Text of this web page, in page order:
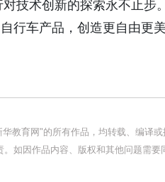
技术创新的探索永不止
行车产品，创造更自由更
华教育网"的所有作品，均转载、编译
如因作品内容、版权和其他问题需